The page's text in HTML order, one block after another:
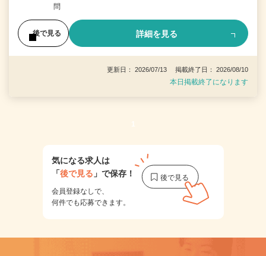
問
後で見る 詳細を見る
更新日： 2026/07/13 掲載終了日： 2026/08/10
本日掲載終了になります
1
気になる求人は
「後で見る 」で保存！
会員登録なしで、
何件でも応募できます。